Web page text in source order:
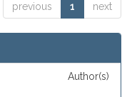
previous 1 next
Author(s)